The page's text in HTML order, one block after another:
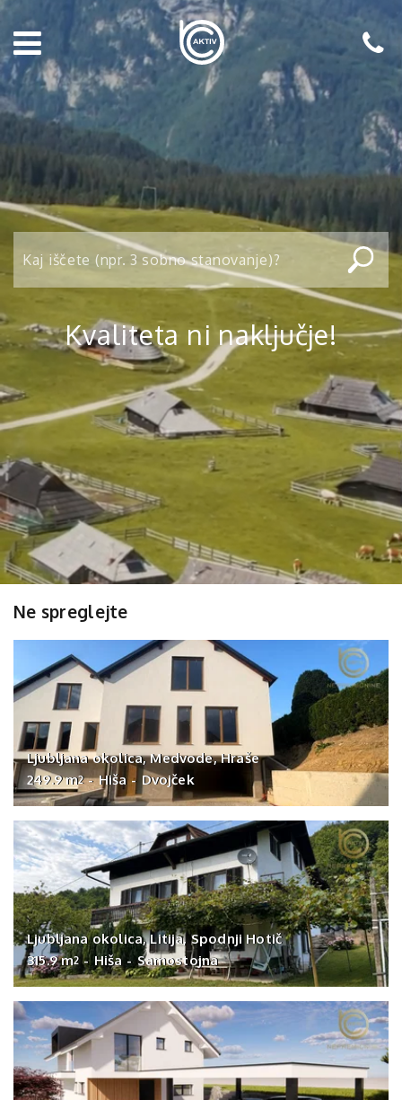
Kvaliteta ni naključje!
Ne spreglejte
Ljubljana okolica, Medvode, Hraše
249.9 m2 - Hiša - Dvojček
Ljubljana okolica, Litija, Spodnji Hotič
315.9 m2 - Hiša - Samostojna